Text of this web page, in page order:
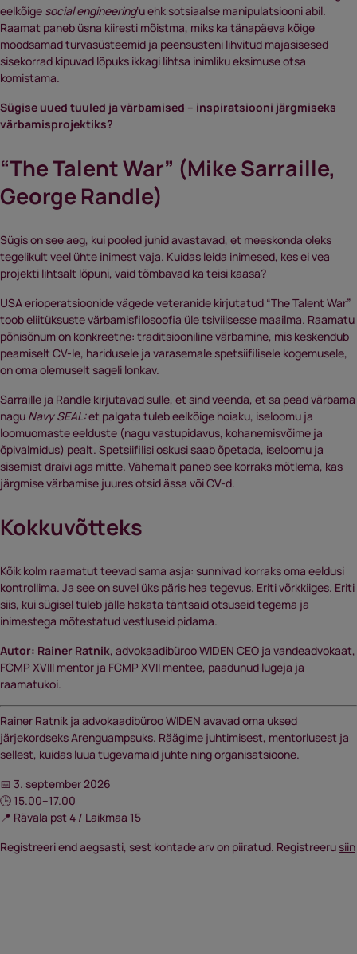
eelkõige social engineering‘u ehk sotsiaalse manipulatsiooni abil.
Raamat paneb üsna kiiresti mõistma, miks ka tänapäeva kõige
moodsamad turvasüsteemid ja peensusteni lihvitud majasisesed
sisekorrad kipuvad lõpuks ikkagi lihtsa inimliku eksimuse otsa
komistama.
Sügise uued tuuled ja värbamised – inspiratsiooni järgmiseks
värbamisprojektiks?
“The Talent War” (Mike Sarraille,
George Randle)
Sügis on see aeg, kui pooled juhid avastavad, et meeskonda oleks
tegelikult veel ühte inimest vaja. Kuidas leida inimesed, kes ei vea
projekti lihtsalt lõpuni, vaid tõmbavad ka teisi kaasa?
USA erioperatsioonide vägede veteranide kirjutatud “The Talent War”
toob eliitüksuste värbamisfilosoofia üle tsiviilsesse maailma. Raamatu
põhisõnum on konkreetne: traditsiooniline värbamine, mis keskendub
peamiselt CV-le, haridusele ja varasemale spetsiifilisele kogemusele,
on oma olemuselt sageli lonkav.
Sarraille ja Randle kirjutavad sulle, et sind veenda, et sa pead värbama
nagu Navy SEAL:et palgata tuleb eelkõige hoiaku, iseloomu ja
loomuomaste eelduste (nagu vastupidavus, kohanemisvõime ja
õpivalmidus) pealt. Spetsiifilisi oskusi saab õpetada, iseloomu ja
sisemist draivi aga mitte. Vähemalt paneb see korraks mõtlema, kas
järgmise värbamise juures otsid ässa või CV-d.
Kokkuvõtteks
Kõik kolm raamatut teevad sama asja: sunnivad korraks oma eeldusi
kontrollima. Ja see on suvel üks päris hea tegevus. Eriti võrkkiiges. Eriti
siis, kui sügisel tuleb jälle hakata tähtsaid otsuseid tegema ja
inimestega mõtestatud vestluseid pidama.
Autor: Rainer Ratnik, advokaadibüroo WIDEN CEO ja vandeadvokaat,
FCMP XVIII mentor ja FCMP XVII mentee, paadunud lugeja ja
raamatukoi.
Rainer Ratnik ja advokaadibüroo WIDEN avavad oma uksed
järjekordseks Arenguampsuks. Räägime juhtimisest, mentorlusest ja
sellest, kuidas luua tugevamaid juhte ning organisatsioone.
📅 3. september 2026
🕒 15.00–17.00
📍 Rävala pst 4 / Laikmaa 15
Registreeri end aegsasti, sest kohtade arv on piiratud. Registreerusiin